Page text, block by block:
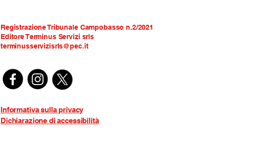
Registrazione Tribunale Campobasso n.2/2021
Editore Terminus Servizi srls
terminusservizisrls@pec.it
Informativa sulla privacy
Dichiarazione di accessibilità